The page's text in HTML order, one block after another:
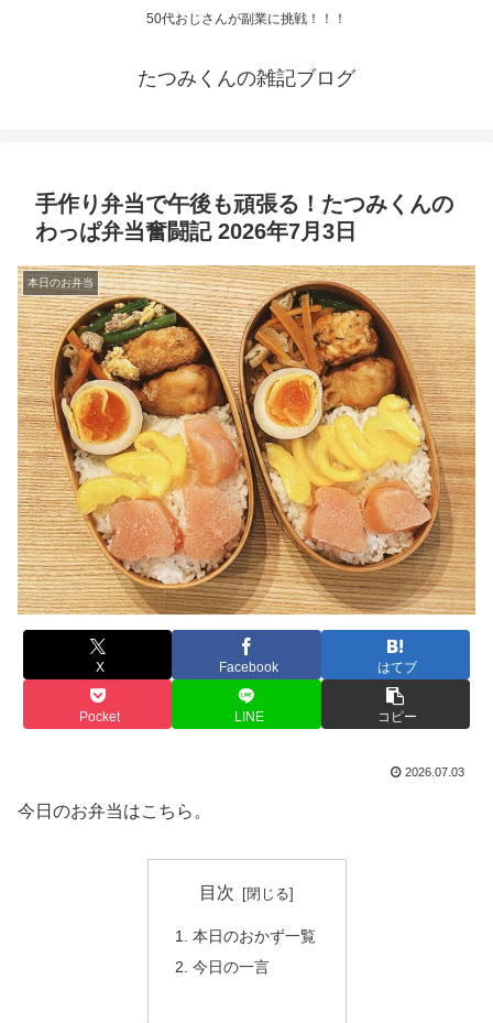
50代おじさんが副業に挑戦！！！
たつみくんの雑記ブログ
手作り弁当で午後も頑張る！たつみくんの
わっぱ弁当奮闘記 2026年7月3日
本日のお弁当
X Facebook はてブ
Pocket LINE コピー
2026.07.03
今日のお弁当はこちら。
目次
本日のおかず一覧
今日の一言